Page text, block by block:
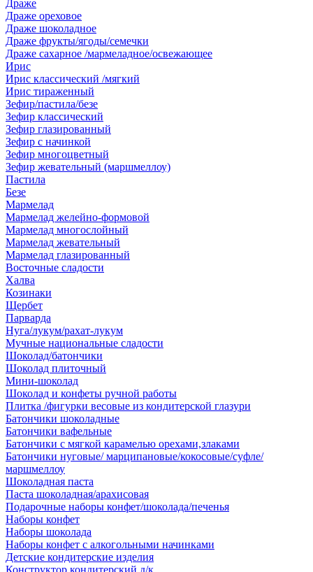
Драже
Драже ореховое
Драже шоколадное
Драже фрукты/ягоды/семечки
Драже сахарное /мармеладное/освежающее
Ирис
Ирис классический /мягкий
Ирис тираженный
Зефир/пастила/безе
Зефир классический
Зефир глазированный
Зефир с начинкой
Зефир многоцветный
Зефир жевательный (маршмеллоу)
Пастила
Безе
Мармелад
Мармелад желейно-формовой
Мармелад многослойный
Мармелад жевательный
Мармелад глазированный
Восточные сладости
Халва
Козинаки
Щербет
Парварда
Нуга/лукум/рахат-лукум
Мучные национальные сладости
Шоколад/батончики
Шоколад плиточный
Мини-шоколад
Шоколад и конфеты ручной работы
Плитка /фигурки весовые из кондитерской глазури
Батончики шоколадные
Батончики вафельные
Батончики с мягкой карамелью орехами,злаками
Батончики нуговые/ марципановые/кокосовые/суфле/
маршмеллоу
Шоколадная паста
Паста шоколадная/арахисовая
Подарочные наборы конфет/шоколада/печенья
Наборы конфет
Наборы шоколада
Наборы конфет с алкогольными начинками
Детские кондитерские изделия
Конструктор кондитерский д/к